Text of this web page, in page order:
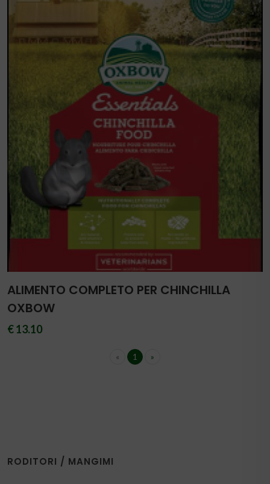
ALIMENTO COMPLETO PER CHINCHILLA
OXBOW
€ 13.10
« 1 »
RODITORI / MANGIMI